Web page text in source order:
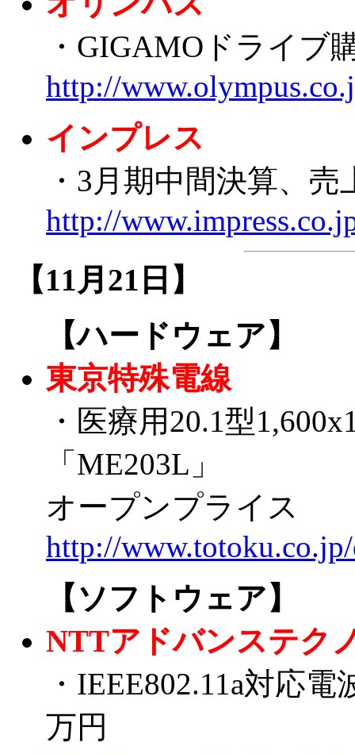
・GIGAMOドライブ
http://
インプレス
・3月期中間決算、
http://
【11月21日】
【ハードウェア】
東京特殊電線
・医療用20.1型
「ME203L」
オープンプライス
http://
【ソフトウェア】
NTTアドバンステク
・IEEE802.11a対応
万円